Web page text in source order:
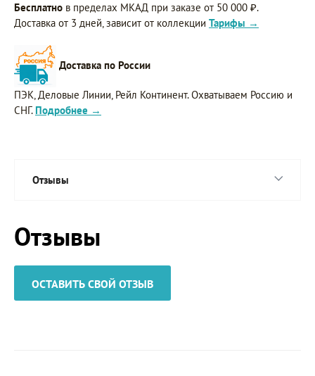
Бесплатно в пределах МКАД при заказе от 50 000 ₽.
Доставка от 3 дней, зависит от коллекции Тарифы →
Доставка по России
ПЭК, Деловые Линии, Рейл Континент. Охватываем Россию и
СНГ. Подробнее →
Отзывы
Отзывы
ОСТАВИТЬ СВОЙ ОТЗЫВ